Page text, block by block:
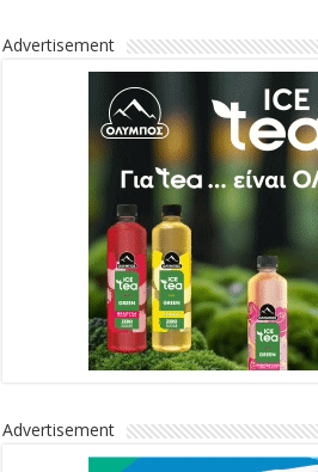
Advertisement
Advertisement